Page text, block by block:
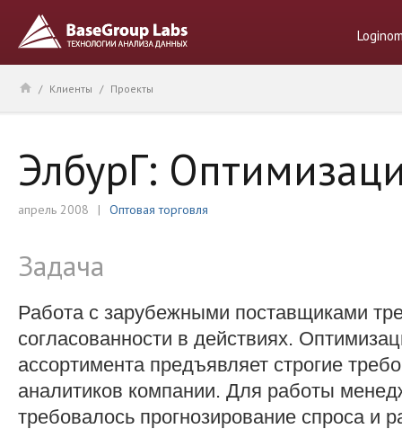
/ Клиенты / Проекты
ЭлбурГ:
апрель 2008 Оптовая торговля
Задача
Работа с зарубежными поставщиками
согласованности в действиях.
ассортимента предъявляет строгие
аналитиков компании. Для работы
требовалось прогнозирование спроса и